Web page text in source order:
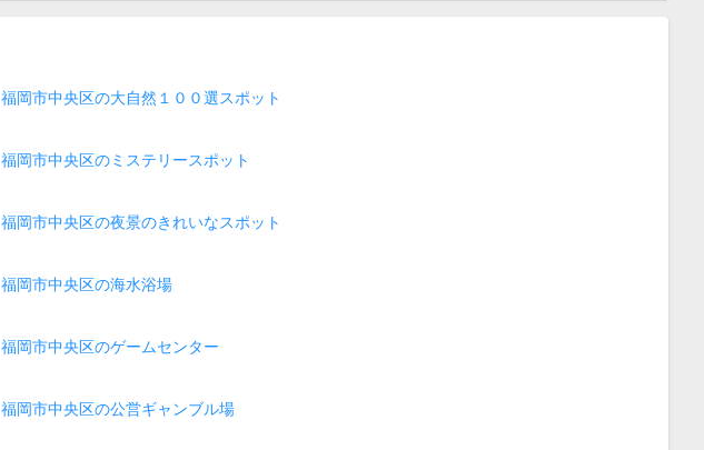
福岡市中央区の大自然１００選スポット
福岡市中央区のミステリースポット
福岡市中央区の夜景のきれいなスポット
福岡市中央区の海水浴場
福岡市中央区のゲームセンター
福岡市中央区の公営ギャンブル場